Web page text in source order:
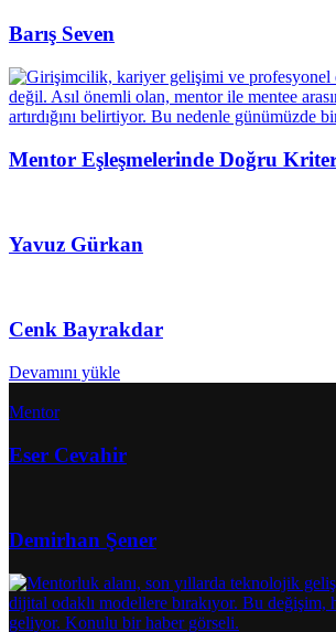
Barış Seven
Mentor Eşleşmelerinde Doğru
Yavuz Gürkan
Cenk Bayrakdar
Devamını yükle
Mentor
Eser Cevahir
Demirhan Şener